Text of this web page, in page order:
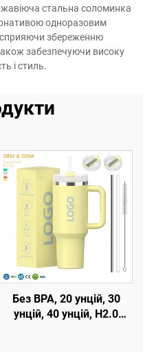
стальна соломинка
одноразовим
збереженню
забезпечуючи високу
і стиль.
Без BPA, 20 унцій, 30
унцій, 40 унцій, H2.0